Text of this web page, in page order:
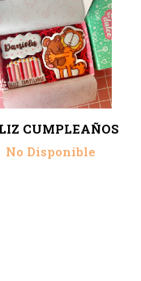
CUMPLEAÑOS
No Disponible